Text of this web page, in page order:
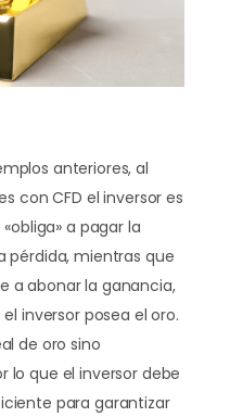
anteriores, al
con CFD el inversor es
a pagar la
pérdida, mientras que
a abonar la ganancia,
inversor posea el oro.
de oro sino
que el inversor debe
para garantizar